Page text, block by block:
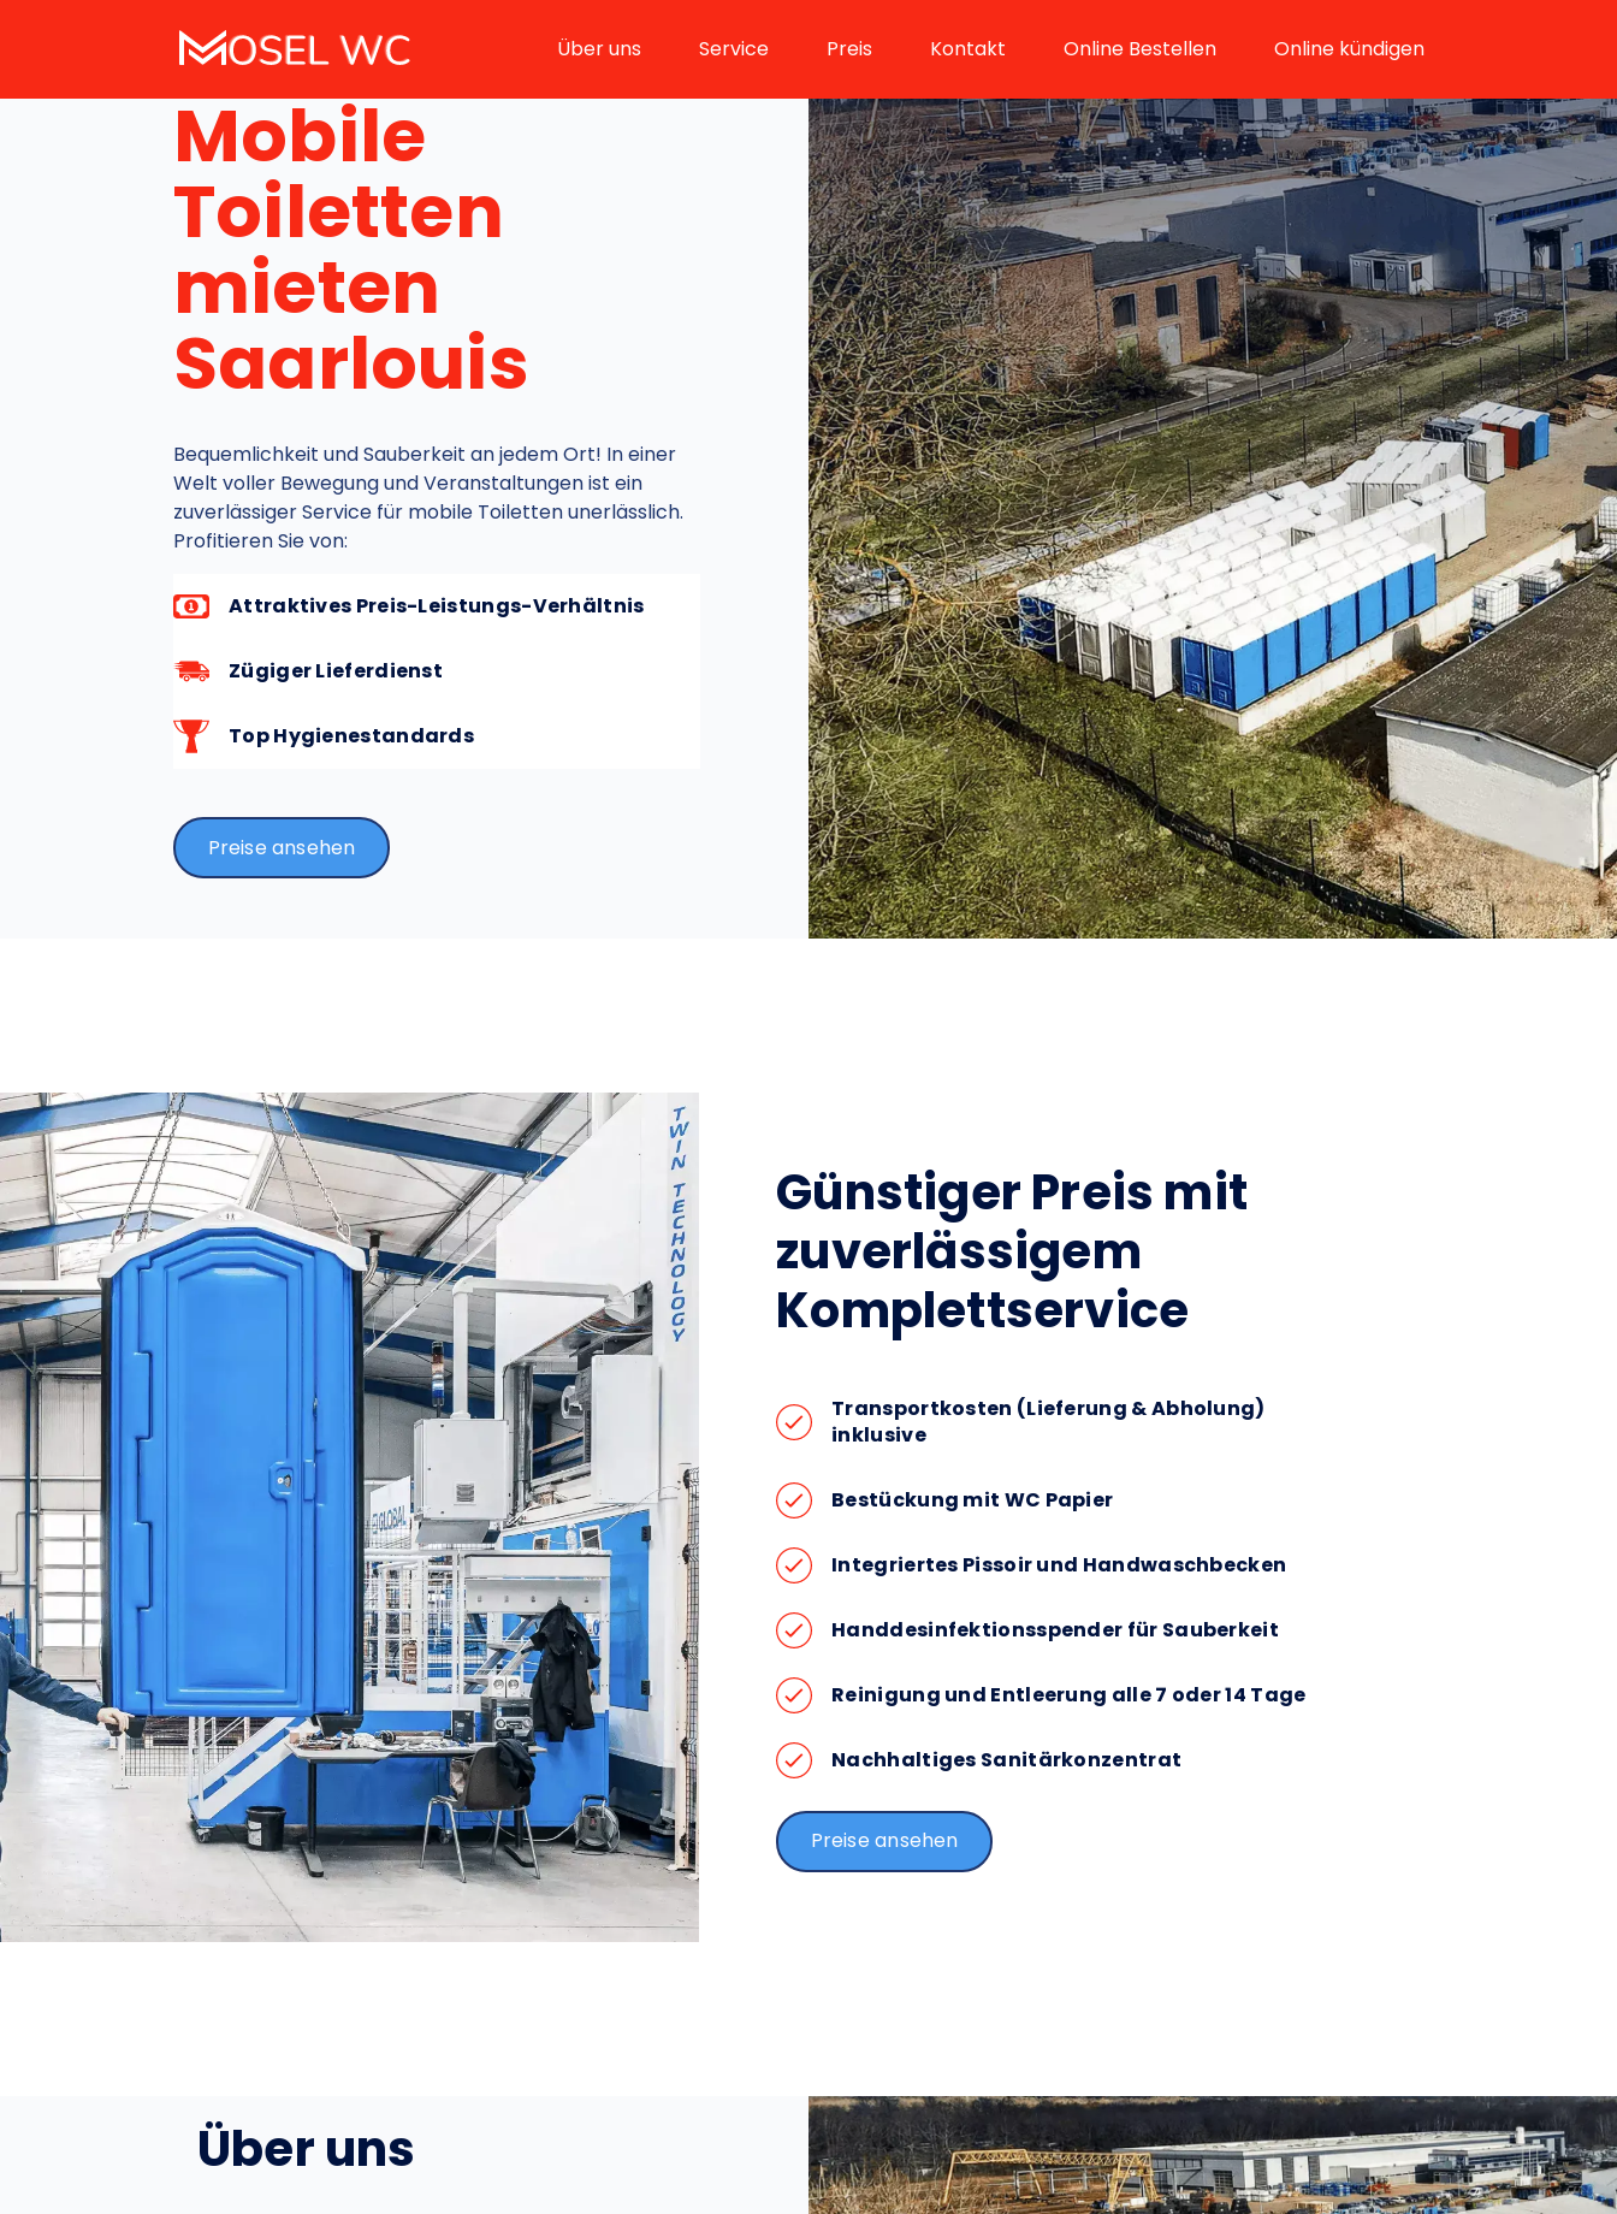
Über uns Service Preis Kontakt Online Bestellen Online kündigen
Mobile
Toiletten
mieten
Saarlouis
Bequemlichkeit und Sauberkeit an jedem Ort! In einer
Welt voller Bewegung und Veranstaltungen ist ein
zuverlässiger Service für mobile Toiletten unerlässlich.
Profitieren Sie von:
Attraktives Preis-Leistungs-Verhältnis
Zügiger Lieferdienst
Top Hygienestandards
Preise ansehen
Günstiger Preis mit
zuverlässigem
Komplettservice
Transportkosten (Lieferung & Abholung)
inklusive
Bestückung mit WC Papier
Integriertes Pissoir und Handwaschbecken
Handdesinfektionsspender für Sauberkeit
Reinigung und Entleerung alle 7 oder 14 Tage
Nachhaltiges Sanitärkonzentrat
Preise ansehen
Über uns